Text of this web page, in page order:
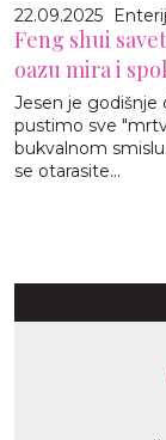
22.09.2025
Feng shui
oazu mira i
Jesen je godišnje
pustimo sve
bukvalnom
se otarasite...